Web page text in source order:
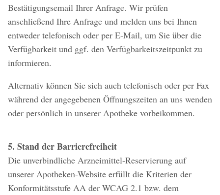
Bestätigungsemail Ihrer Anfrage. Wir prüfen
anschließend Ihre Anfrage und melden uns bei Ihnen
entweder telefonisch oder per E-Mail, um Sie über die
Verfügbarkeit und ggf. den Verfügbarkeitszeitpunkt zu
informieren.
Alternativ können Sie sich auch telefonisch oder per Fax
während der angegebenen Öffnungszeiten an uns wenden
oder persönlich in unserer Apotheke vorbeikommen.
5. Stand der Barrierefreiheit
Die unverbindliche Arzneimittel-Reservierung auf
unserer Apotheken-Website erfüllt die Kriterien der
Konformitätsstufe AA der WCAG 2.1 bzw. dem